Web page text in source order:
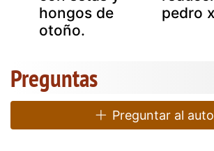
hongos de
otoño.
pedro
Preguntas
Preguntar al